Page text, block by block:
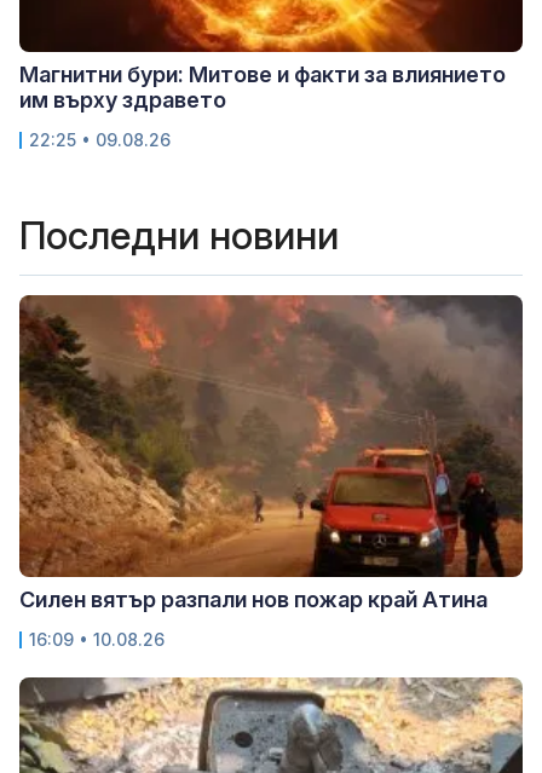
Магнитни бури: Митове и факти за влиянието
им върху здравето
22:25 • 09.08.26
Последни новини
Силен вятър разпали нов пожар край Атина
16:09 • 10.08.26